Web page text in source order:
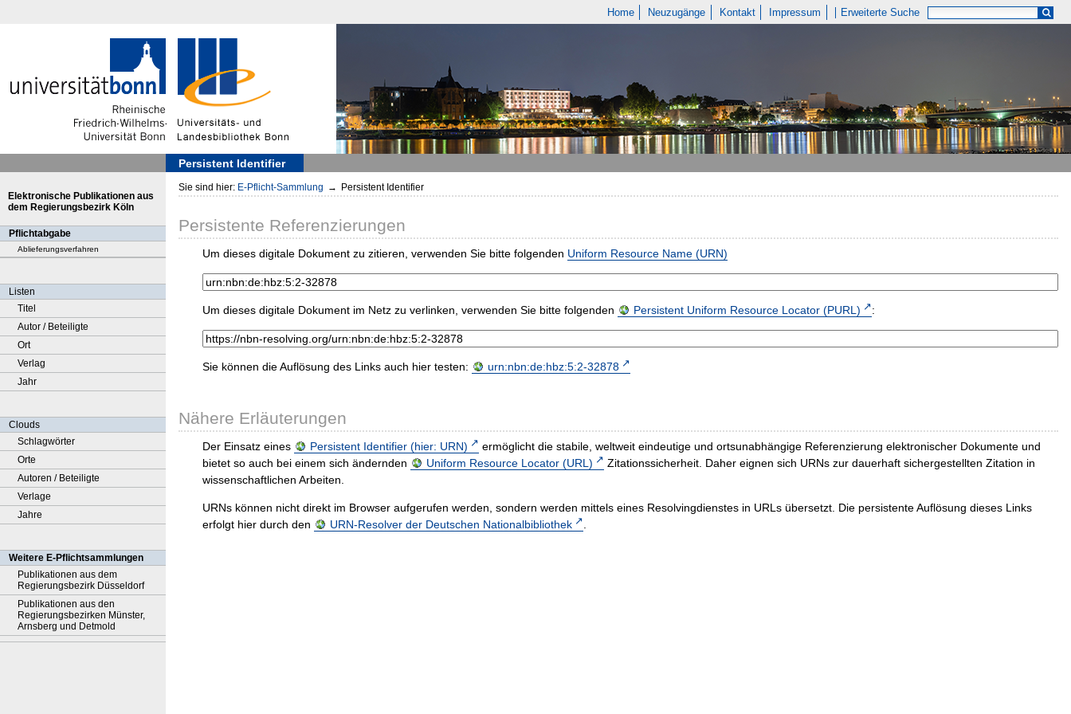
Home Neuzugänge Kontakt Impressum Erweiterte Suche
Persistent Identifier
Elektronische Publikationen aus
dem Regierungsbezirk Köln
Pflichtabgabe
Ablieferungsverfahren
Listen
Titel
Autor / Beteiligte
Ort
Verlag
Jahr
Clouds
Schlagwörter
Orte
Autoren / Beteiligte
Verlage
Jahre
Weitere E-Pflichtsammlungen
Publikationen aus dem
Regierungsbezirk Düsseldorf
Publikationen aus den
Regierungsbezirken Münster,
Arnsberg und Detmold
Sie sind hier: E-Pflicht-Sammlung → Persistent Identifier
Persistente Referenzierungen
Um dieses digitale Dokument zu zitieren, verwenden Sie bitte folgenden Uniform Resource Name (URN)
Um dieses digitale Dokument im Netz zu verlinken, verwenden Sie bitte folgenden Persistent Uniform Resource Locator (PURL) :
Sie können die Auflösung des Links auch hier testen: urn:nbn:de:hbz:5:2-32878
Nähere Erläuterungen
Der Einsatz eines Persistent Identifier (hier: URN)
ermöglicht die stabile, weltweit eindeutige und ortsunabhängige Referenzierung elektronischer Dokumente und
bietet so auch bei einem sich ändernden
Uniform Resource Locator (URL)
Zitationssicherheit. Daher eignen sich URNs zur dauerhaft sichergestellten Zitation in
wissenschaftlichen Arbeiten.
URNs können nicht direkt im Browser aufgerufen werden, sondern werden mittels eines Resolvingdienstes in URLs übersetzt. Die persistente Auflösung dieses Links
erfolgt hier durch den
URN-Resolver der Deutschen Nationalbibliothek .